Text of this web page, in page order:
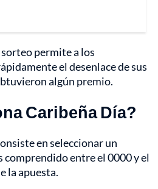
permite a los
el desenlace de sus
algún premio.
Caribeña Día?
en seleccionar un
comprendido entre el 0000 y el
la apuesta.